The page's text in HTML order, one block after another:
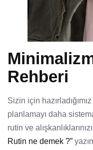
Rehberi
Sizin için
planlamayı daha
rutin ve
Rutin ne demek ?”